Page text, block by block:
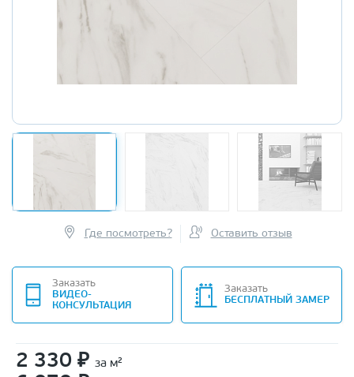
Где посмотреть? Оставить отзыв
Заказать
ВИДЕО-
КОНСУЛЬТАЦИЯ
Заказать
БЕСПЛАТНЫЙ ЗАМЕР
2 330 ₽ за м²